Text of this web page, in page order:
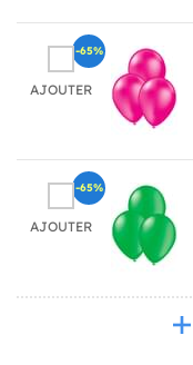
AJOUTER
-65%
AJOUTER
-65%